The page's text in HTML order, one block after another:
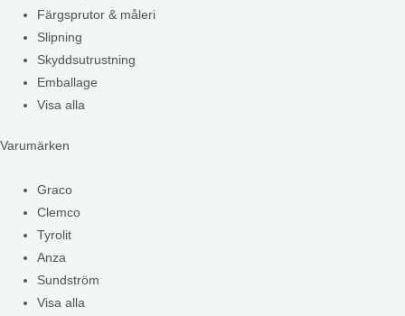
Färgsprutor & måleri
Slipning
Skyddsutrustning
Emballage
Visa alla
Varumärken
Graco
Clemco
Tyrolit
Anza
Sundström
Visa alla